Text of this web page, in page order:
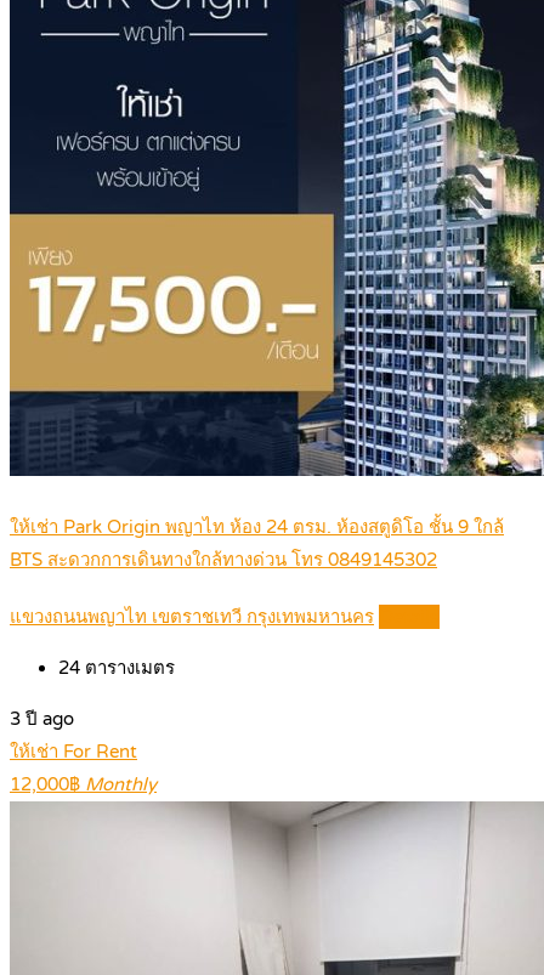
ให้เช่า Park Origin พญาไท ห้อง 24 ตรม. ห้องสตูดิโอ ชั้น 9 ใกล้
BTS สะดวกการเดินทางใกล้ทางด่วน โทร 0849145302
แขวงถนนพญาไท เขตราชเทวี กรุงเทพมหานคร
24 ตารางเมตร
3 ปี ago
ให้เช่า For Rent
12,000฿ Monthly